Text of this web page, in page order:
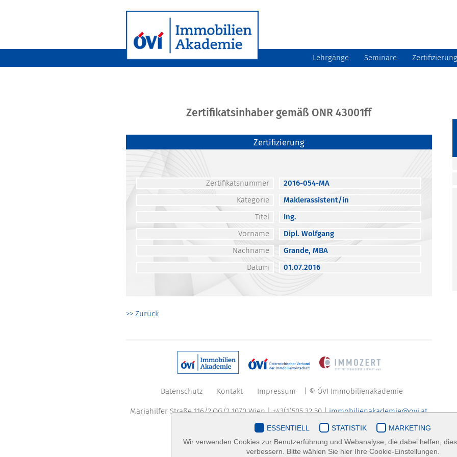
Lehrgänge Seminare Zertifizierung
Zertifikatsinhaber gemäß ONR 43001ff
Zertifizierung
Zertifikatsnummer
2016-054-MA
Kategorie
Maklerassistent/in
Titel
Ing.
Vorname
Dipl. Wolfgang
Nachname
Grande, MBA
Datum
01.07.2016
>> Zurück
Datenschutz Kontakt Impressum | © ÖVI Immobilienakademie
Mariahilfer Straße 116/2.OG/2 1070 Wien | +43(1)505 32 50 |immobilienakademie@ovi.at
ESSENTIELL STATISTIK
MARKETING
Wir verwenden Cookies zur Benutzerführung und Webanalyse, die dabei helfen,
verbessern. Bitte wählen Sie hier Ihre Cookie-Einstellungen.